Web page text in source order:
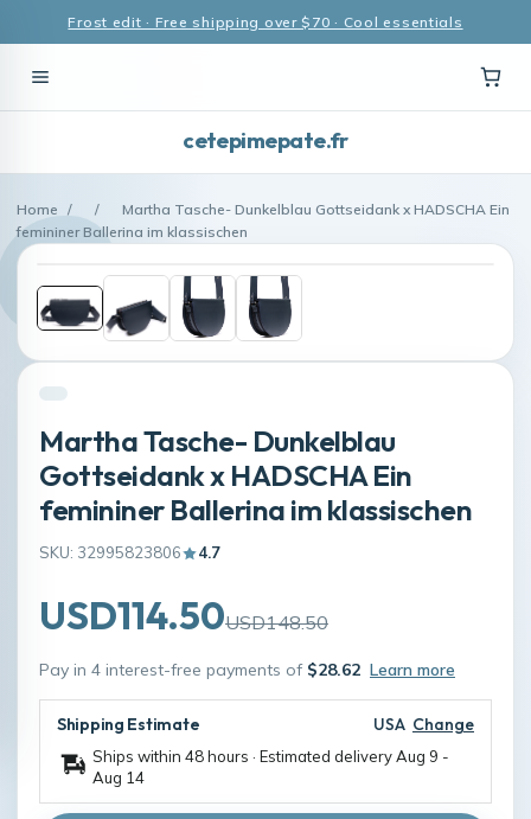
Frost edit · Free shipping over $70 · Cool essentials
cetepimepate.fr
Home / /
Martha Tasche- Dunkelblau Gottseidank x HADSCHA Ein
femininer Ballerina im klassischen
Martha Tasche- Dunkelblau
Gottseidank x HADSCHA Ein
femininer Ballerina im klassischen
SKU: 32995823806 4.7
USD114.50USD148.50
Pay in 4 interest-free payments of $28.62 Learn more
Shipping Estimate USA Change
Ships within 48 hours · Estimated deliveryAug 9 -
Aug 14